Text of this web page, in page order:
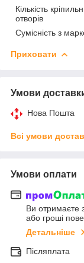
Кількість
отворів
Сумісність з
Приховати
Умови
Нова Пошта
Всі умови
Умови оплати
Ви отримаєте
або гроші
Детальніше
Післяплата